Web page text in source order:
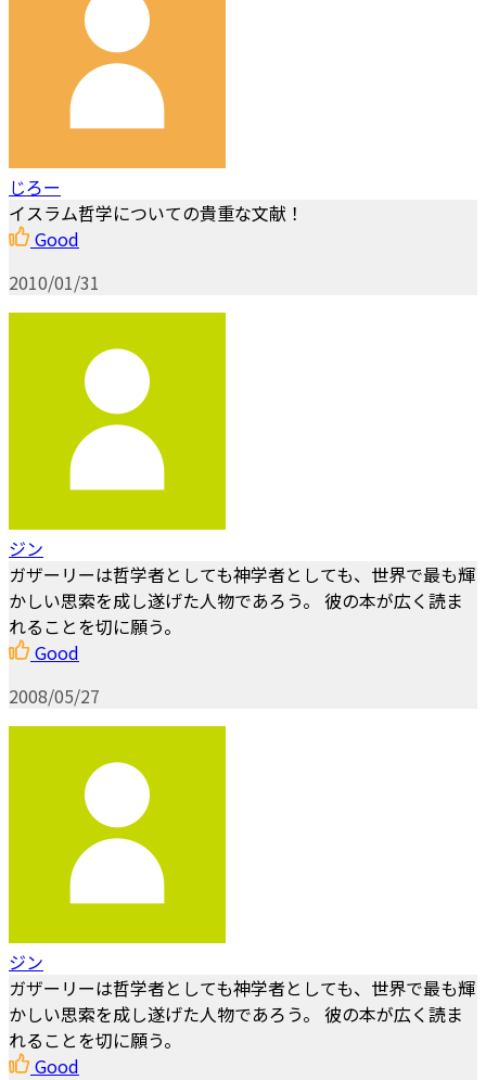
じろー
イスラム哲学についての貴重な文献！
Good
2010/01/31
ジン
ガザーリーは哲学者としても神学者としても、世界で最も輝
かしい思索を成し遂げた人物であろう。 彼の本が広く読ま
れることを切に願う。
Good
2008/05/27
ジン
ガザーリーは哲学者としても神学者としても、世界で最も輝
かしい思索を成し遂げた人物であろう。 彼の本が広く読ま
れることを切に願う。
Good